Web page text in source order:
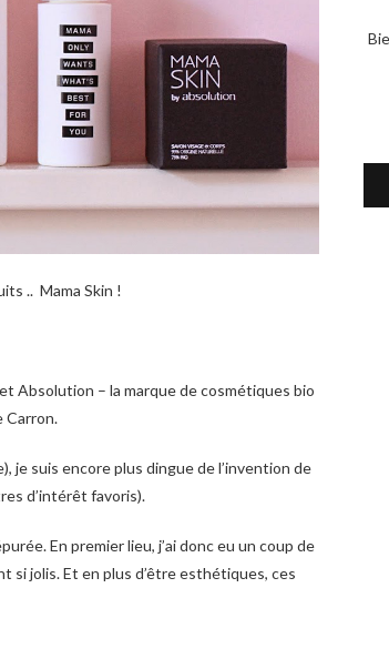
.. Mama Skin !
Absolution – la marque de cosmétiques bio
Carron.
je suis encore plus dingue de l’invention de
d’intérêt favoris).
En premier lieu, j’ai donc eu un coup de
si jolis. Et en plus d’être esthétiques, ces